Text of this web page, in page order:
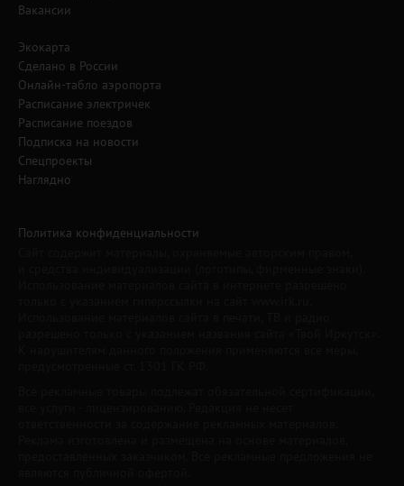
Вакансии
Экокарта
Сделано в России
Онлайн-табло аэропорта
Расписание электричек
Расписание поездов
Подписка на новости
Спецпроекты
Наглядно
Политика конфиденциальности